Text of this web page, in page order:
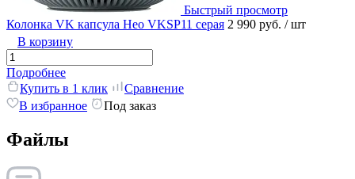
Быстрый просмотр
Колонка VK капсула Нео VKSP11 серая 2 990 руб. / шт
В корзину
Подробнее
Купить в 1 клик
Сравнение
В избранное
Под заказ
Файлы